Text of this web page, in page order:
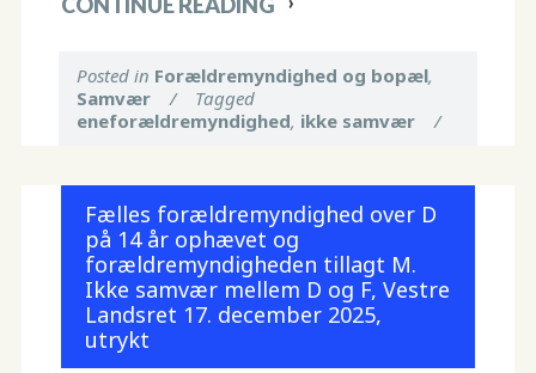
Posted in Forældremyndighed og bopæl,
Samvær
/
Tagged
eneforældremyndighed, ikke samvær /
Fælles forældremyndighed over D
på 14 år ophævet og
forældremyndigheden tillagt M.
Ikke samvær mellem D og F, Vestre
Landsret 17. december 2025,
utrykt